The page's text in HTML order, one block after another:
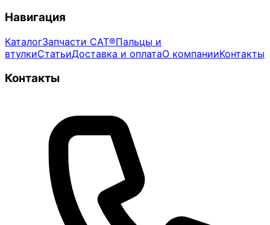
Навигация
КаталогЗапчасти CAT®Пальцы и
втулкиСтатьиДоставка и оплатаО компанииКонтакты
Контакты